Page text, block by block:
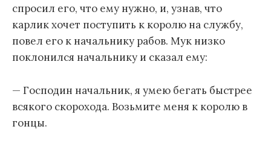
спросил его, что ему нужно, и, узнав, что
карлик хочет поступить к королю на службу,
повел его к начальнику рабов. Мук низко
поклонился начальнику и сказал ему:
— Господин начальник, я умею бегать быстрее
всякого скорохода. Возьмите меня к королю в
гонцы.